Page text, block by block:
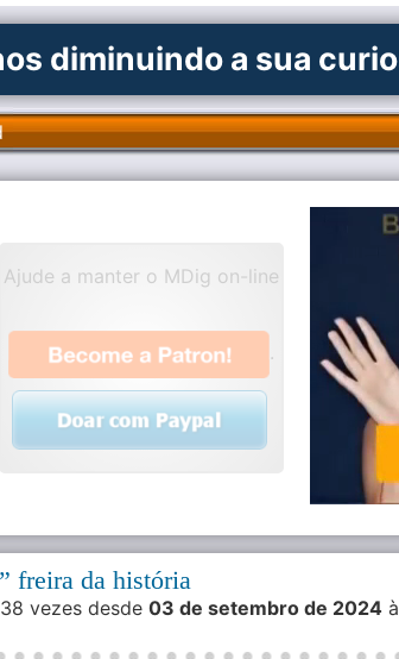
diminuindo a sua
Ajude a manter o MDig on-line
.
freira da história
vezes desde 03 de setembro de 2024